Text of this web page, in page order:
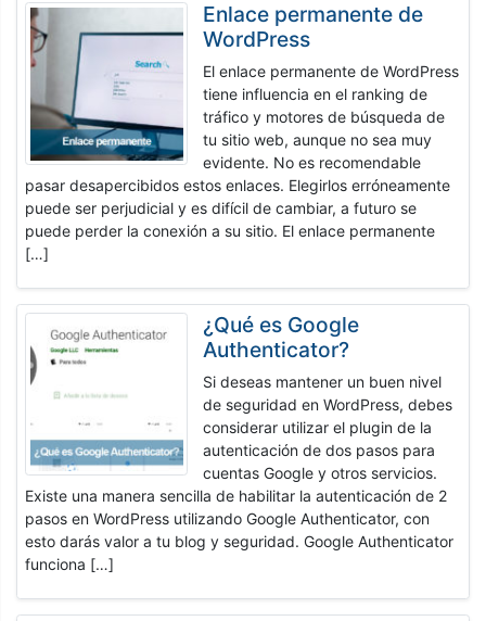
Enlace permanente de
WordPress
El enlace permanente de WordPress
tiene influencia en el ranking de
tráfico y motores de búsqueda de
tu sitio web, aunque no sea muy
evidente. No es recomendable
pasar desapercibidos estos enlaces. Elegirlos erróneamente
puede ser perjudicial y es difícil de cambiar, a futuro se
puede perder la conexión a su sitio. El enlace permanente
[…]
¿Qué es Google
Authenticator?
Si deseas mantener un buen nivel
de seguridad en WordPress, debes
considerar utilizar el plugin de la
autenticación de dos pasos para
cuentas Google y otros servicios.
Existe una manera sencilla de habilitar la autenticación de 2
pasos en WordPress utilizando Google Authenticator, con
esto darás valor a tu blog y seguridad. Google Authenticator
funciona […]